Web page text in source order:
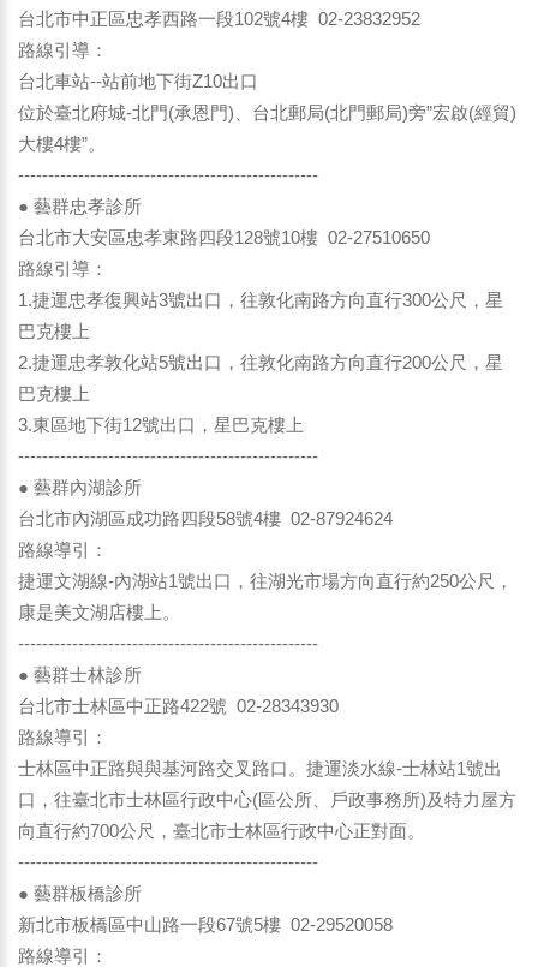
台北市中正區忠孝西路一段102號4樓 02-23832952
路線引導：
台北車站--站前地下街Z10出口
位於臺北府城-北門(承恩門)、台北郵局(北門郵局)旁”宏啟(經貿)
大樓4樓”。
--------------------------------------------------
● 藝群忠孝診所
台北市大安區忠孝東路四段128號10樓 02-27510650
路線引導：
1.捷運忠孝復興站3號出口，往敦化南路方向直行300公尺，星
巴克樓上
2.捷運忠孝敦化站5號出口，往敦化南路方向直行200公尺，星
巴克樓上
3.東區地下街12號出口，星巴克樓上
--------------------------------------------------
● 藝群內湖診所
台北市內湖區成功路四段58號4樓 02-87924624
路線導引：
捷運文湖線-內湖站1號出口，往湖光市場方向直行約250公尺，
康是美文湖店樓上。
--------------------------------------------------
● 藝群士林診所
台北市士林區中正路422號 02-28343930
路線導引：
士林區中正路與與基河路交叉路口。捷運淡水線-士林站1號出
口，往臺北市士林區行政中心(區公所、戶政事務所)及特力屋方
向直行約700公尺，臺北市士林區行政中心正對面。
--------------------------------------------------
● 藝群板橋診所
新北市板橋區中山路一段67號5樓 02-29520058
路線導引：